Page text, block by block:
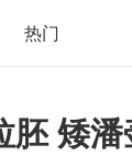
热门
胚 矮